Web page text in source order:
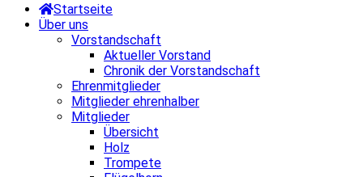
Startseite
Über uns
Vorstandschaft
Aktueller Vorstand
Chronik der Vorstandschaft
Ehrenmitglieder
Mitglieder ehrenhalber
Mitglieder
Übersicht
Holz
Trompete